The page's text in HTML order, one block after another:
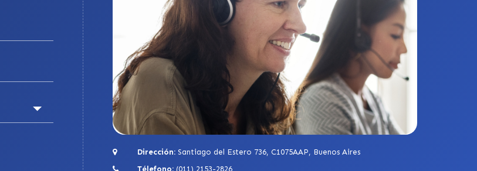
Dirección: Santiago del Estero 736, C1075AAP, Buenos Aires
Télefono: (011) 2153-2826